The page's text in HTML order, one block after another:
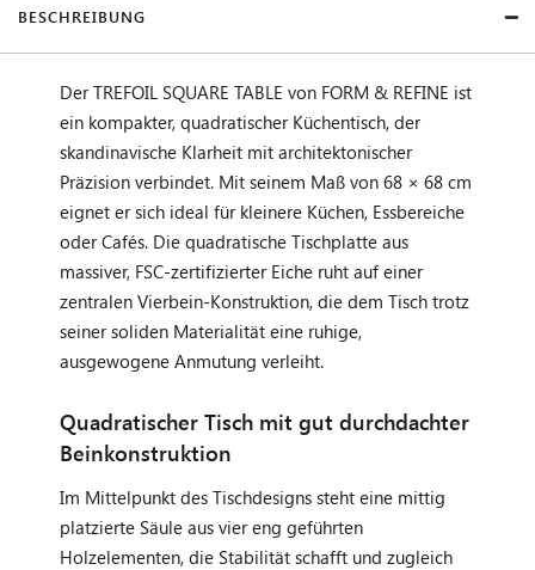
BESCHREIBUNG
Der TREFOIL SQUARE TABLE von FORM & REFINE ist
ein kompakter, quadratischer Küchentisch, der
skandinavische Klarheit mit architektonischer
Präzision verbindet. Mit seinem Maß von 68 × 68 cm
eignet er sich ideal für kleinere Küchen, Essbereiche
oder Cafés. Die quadratische Tischplatte aus
massiver, FSC-zertifizierter Eiche ruht auf einer
zentralen Vierbein-Konstruktion, die dem Tisch trotz
seiner soliden Materialität eine ruhige,
ausgewogene Anmutung verleiht.
Quadratischer Tisch mit gut durchdachter
Beinkonstruktion
Im Mittelpunkt des Tischdesigns steht eine mittig
platzierte Säule aus vier eng geführten
Holzelementen, die Stabilität schafft und zugleich